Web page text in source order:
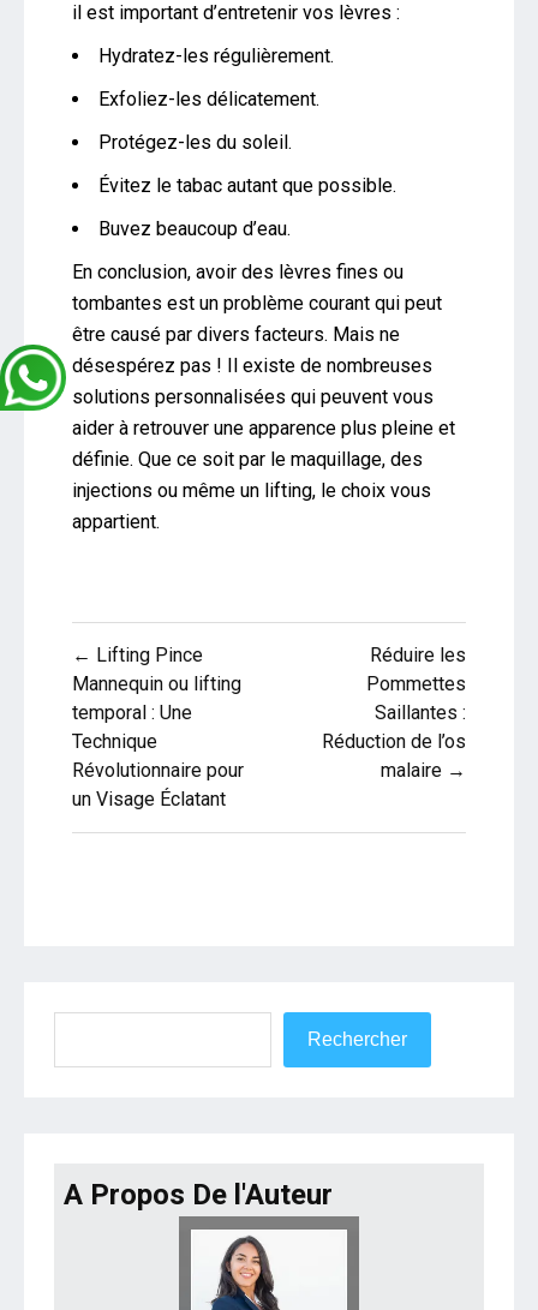
il est important d’entretenir vos lèvres :
Hydratez-les régulièrement.
Exfoliez-les délicatement.
Protégez-les du soleil.
Évitez le tabac autant que possible.
Buvez beaucoup d’eau.
En conclusion, avoir des lèvres fines ou
tombantes est un problème courant qui peut
être causé par divers facteurs. Mais ne
désespérez pas ! Il existe de nombreuses
solutions personnalisées qui peuvent vous
aider à retrouver une apparence plus pleine et
définie. Que ce soit par le maquillage, des
injections ou même un lifting, le choix vous
appartient.
Navigation
de
l’article
← Lifting Pince
Mannequin ou lifting
temporal : Une
Technique
Révolutionnaire pour
un Visage Éclatant
Réduire les
Pommettes
Saillantes :
Réduction de l’os
malaire →
Rechercher
A Propos De l'Auteur